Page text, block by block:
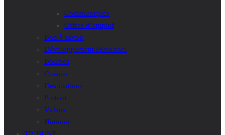
Communiqués
Offres d’emploi
Bon à savoir
Développement Personnel
Bourses
Cuisine
Destinations
Portrait
Videos
Humour